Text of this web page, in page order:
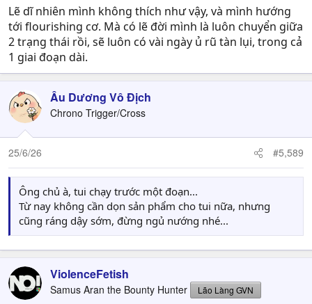
Lẽ dĩ nhiên mình không thích như vậy, và mình hướng
tới flourishing cơ. Mà có lẽ đời mình là luôn chuyển giữa
2 trạng thái rồi, sẽ luôn có vài ngày ủ rũ tàn lụi, trong cả
1 giai đoạn dài.
Âu Dương Vô Địch
Chrono Trigger/Cross
25/6/26 #5,589
Ông chủ à, tui chạy trước một đoạn...
Từ nay không cần dọn sản phẩm cho tui nữa, nhưng
cũng ráng dậy sớm, đừng ngủ nướng nhé...
ViolenceFetish
Samus Aran the Bounty Hunter Lão Làng GVN